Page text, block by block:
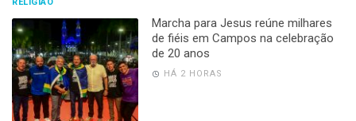
Marcha para Jesus reúne milhares
de fiéis em Campos na celebração
de 20 anos
HÁ 2 HORAS